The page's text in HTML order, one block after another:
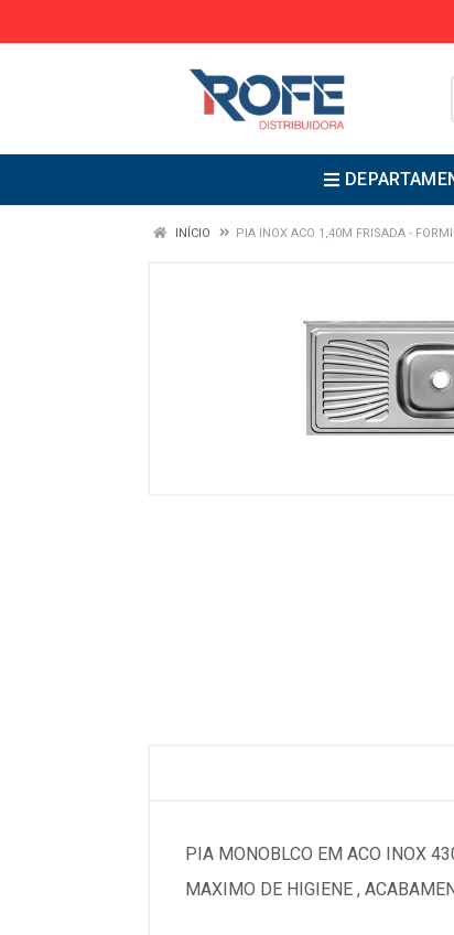
INÍCIO PIA INOX ACO 1,40M FRISADA -
PIA MONOBLCO EM ACO INOX
MAXIMO DE HIGIENE ,